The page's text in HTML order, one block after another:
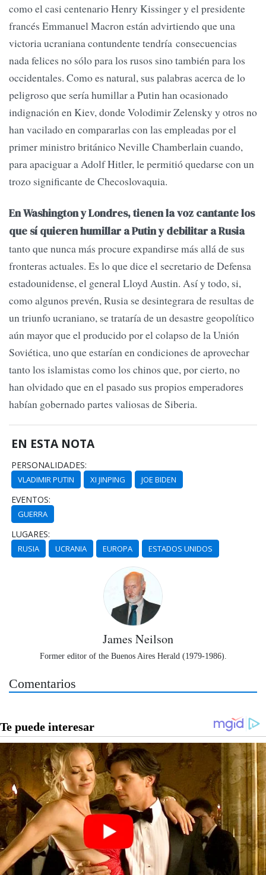
como el casi centenario Henry Kissinger y el presidente
francés Emmanuel Macron están advirtiendo que una
victoria ucraniana contundente tendría consecuencias
nada felices no sólo para los rusos sino también para los
occidentales. Como es natural, sus palabras acerca de lo
peligroso que sería humillar a Putin han ocasionado
indignación en Kiev, donde Volodimir Zelensky y otros no
han vacilado en compararlas con las empleadas por el
primer ministro británico Neville Chamberlain cuando,
para apaciguar a Adolf Hitler, le permitió quedarse con un
trozo significante de Checoslovaquia.
En Washington y Londres, tienen la voz cantante los
que sí quieren humillar a Putin y debilitar a Rusia
tanto que nunca más procure expandirse más allá de sus
fronteras actuales. Es lo que dice el secretario de Defensa
estadounidense, el general Lloyd Austin. Así y todo, si,
como algunos prevén, Rusia se desintegrara de resultas de
un triunfo ucraniano, se trataría de un desastre geopolítico
aún mayor que el producido por el colapso de la Unión
Soviética, uno que estarían en condiciones de aprovechar
tanto los islamistas como los chinos que, por cierto, no
han olvidado que en el pasado sus propios emperadores
habían gobernado partes valiosas de Siberia.
EN ESTA NOTA
PERSONALIDADES:
VLADIMIR PUTIN XI JINPING JOE BIDEN
EVENTOS:
GUERRA
LUGARES:
RUSIA UCRANIA EUROPA ESTADOS UNIDOS
James Neilson
Former editor of the Buenos Aires Herald (1979-1986).
Comentarios